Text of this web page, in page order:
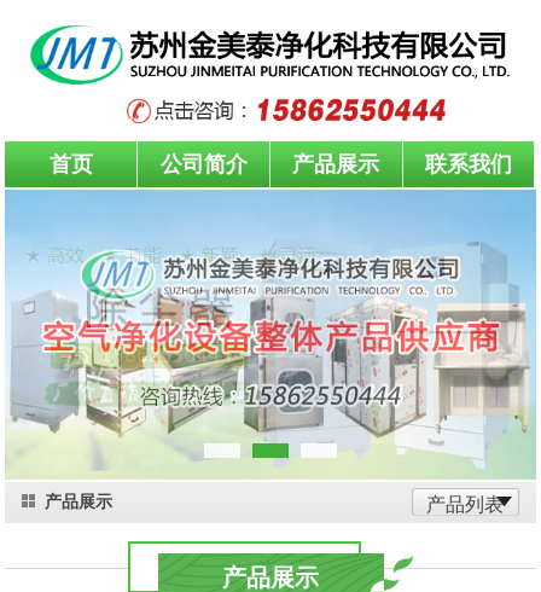
首页 公司简介 产品展示 联系我们
产品展示 产品列表
产品展示